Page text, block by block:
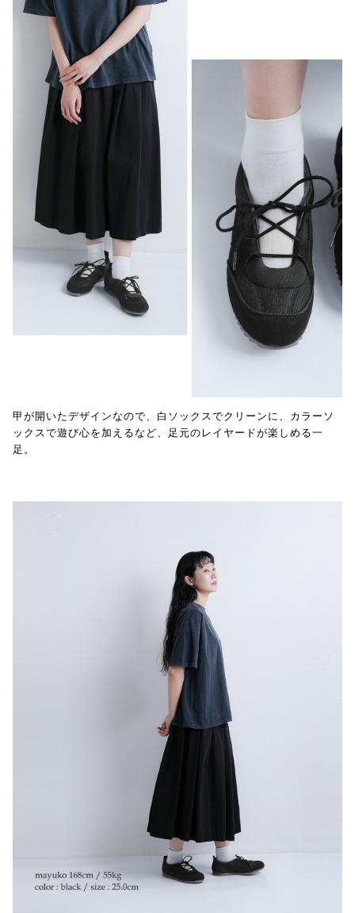
甲が開いたデザインなので、白ソックスでクリーンに、カラーソ
ックスで遊び心を加えるなど、足元のレイヤードが楽しめる一
足。